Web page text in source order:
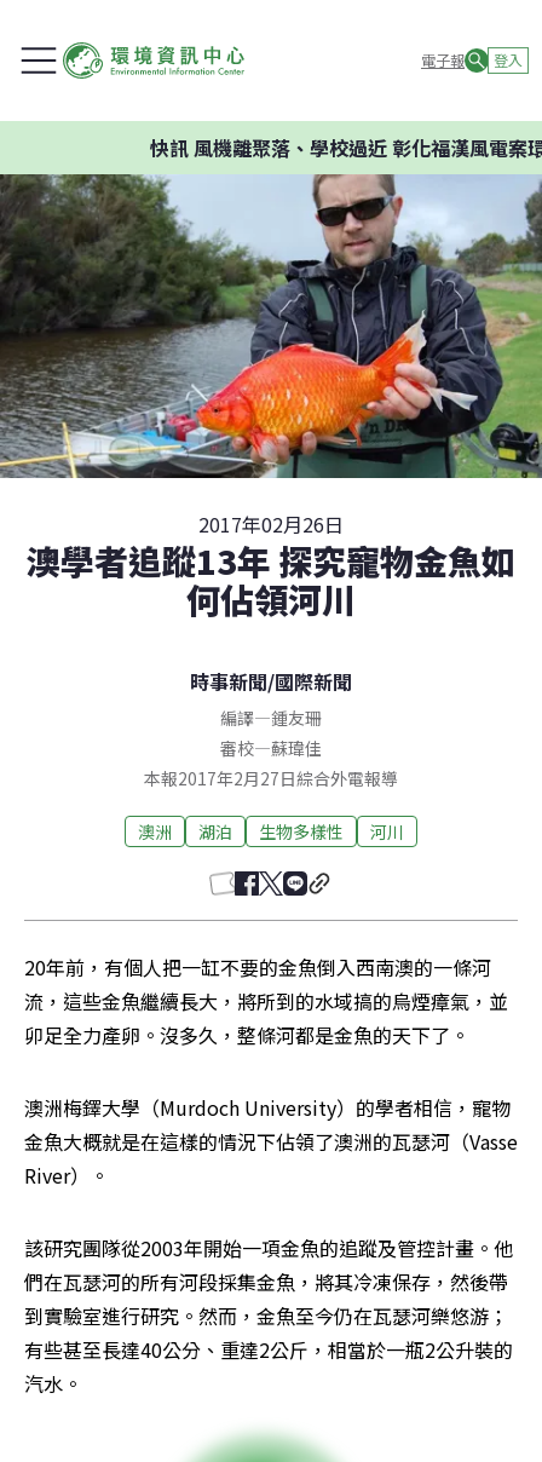
電子報 登入
快訊風機離聚落、學校過近 彰化福漢風電案環委
2017年02月26日
澳學者追蹤13年 探究寵物金魚如
何佔領河川
時事新聞/國際新聞
編譯—鍾友珊
審校—蘇瑋佳
本報2017年2月27日綜合外電報導
澳洲 湖泊 生物多樣性 河川
20年前，有個人把一缸不要的金魚倒入西南澳的一條河
流，這些金魚繼續長大，將所到的水域搞的烏煙瘴氣，並
卯足全力產卵。沒多久，整條河都是金魚的天下了。
澳洲梅鐸大學（Murdoch University）的學者相信，寵物
金魚大概就是在這樣的情況下佔領了澳洲的瓦瑟河（Vasse
River）。
該研究團隊從2003年開始一項金魚的追蹤及管控計畫。他
們在瓦瑟河的所有河段採集金魚，將其冷凍保存，然後帶
到實驗室進行研究。然而，金魚至今仍在瓦瑟河樂悠游；
有些甚至長達40公分、重達2公斤，相當於一瓶2公升裝的
汽水。